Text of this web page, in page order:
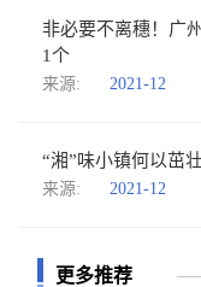
非必要不离穗！广
1个
来源: 2021-12
“湘”味小镇何以茁壮
来源: 2021-12
更多推荐